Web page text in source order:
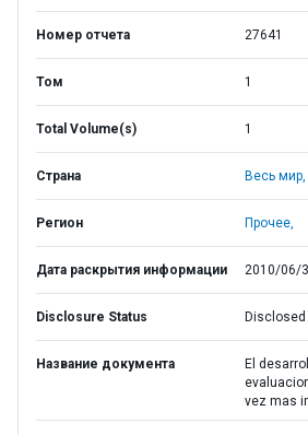
Номер отчета 27641
Том 1
Total Volume(s) 1
Страна Весь мир,
Регион Прочее,
Дата раскрытия информации 2010/06/
Disclosure Status Disclosed
Название документа
El
vez mas